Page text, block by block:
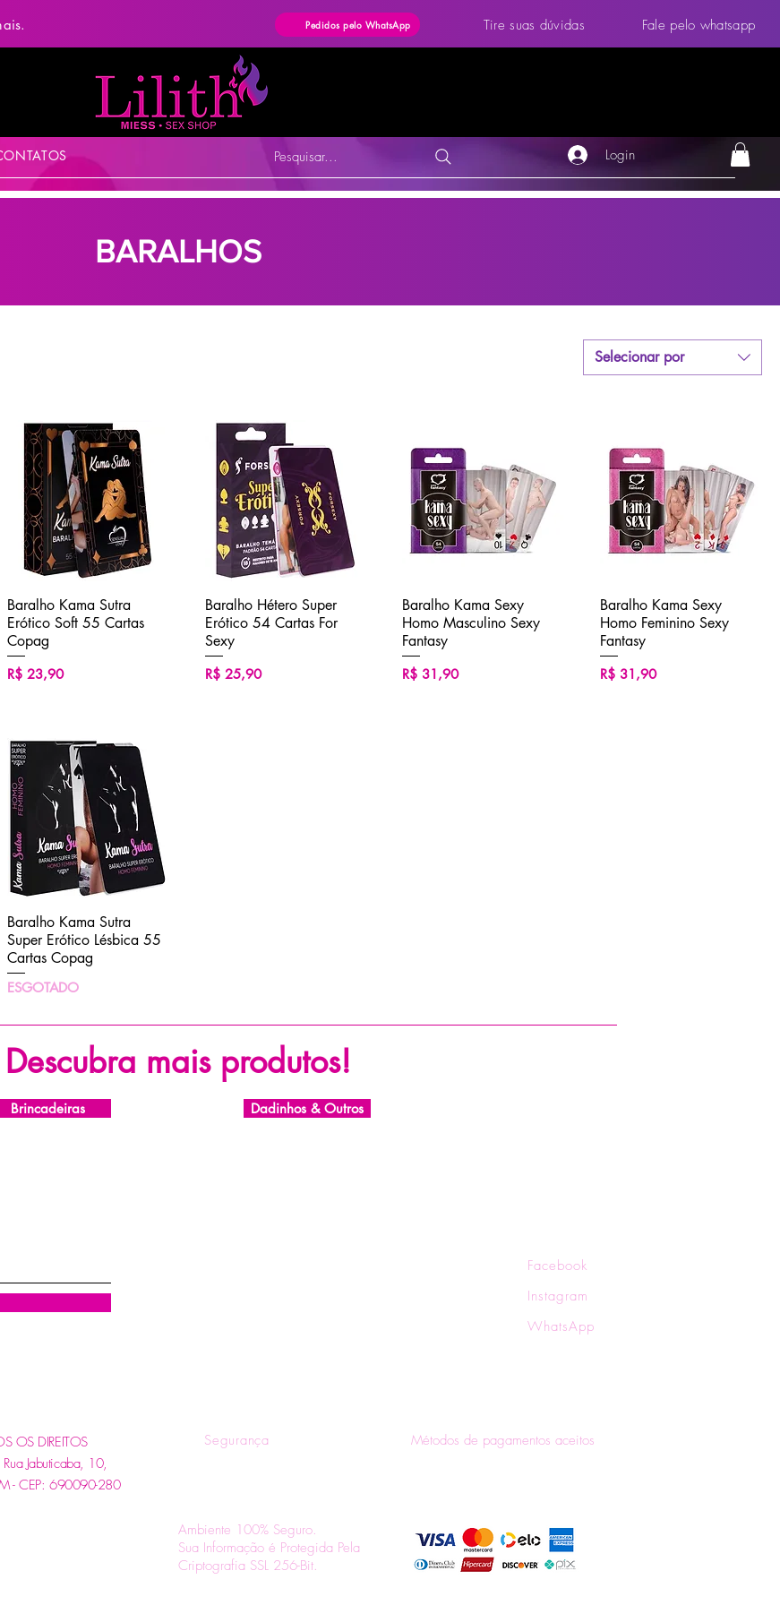
Pedidos pelo WhatsApp Tire suas dúvidas Fale pelo whatsapp
Pesquisar... Login
BARALHOS
Selecionar por
Visualização rápida
Baralho Kama Sutra
Erótico Soft 55 Cartas
Copag
Preço
R$ 23,90
Visualização rápida
Baralho Hétero Super
Erótico 54 Cartas For
Sexy
Preço
R$ 25,90
Visualização rápida
Baralho Kama Sexy
Homo Masculino Sexy
Fantasy
Preço
R$ 31,90
Visualização rápida
Baralho Kama Sexy
Homo Feminino Sexy
Fantasy
Preço
R$ 31,90
Visualização rápida
Baralho Kama Sutra
Super Erótico Lésbica 55
Cartas Copag
ESGOTADO
Descubra mais produtos!
Brincadeiras Dadinhos & Outros
Facebook
Instagram
WhatsApp
OS DIREITOS
Jabuticaba, 10,
- CEP: 690090-280
Segurança Métodos de pagamentos aceitos
Ambiente 100% Seguro.
Sua Informação é Protegida Pela
Criptografia SSL 256-Bit.